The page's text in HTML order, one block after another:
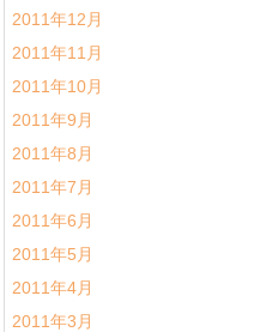
2011年12月
2011年11月
2011年10月
2011年9月
2011年8月
2011年7月
2011年6月
2011年5月
2011年4月
2011年3月